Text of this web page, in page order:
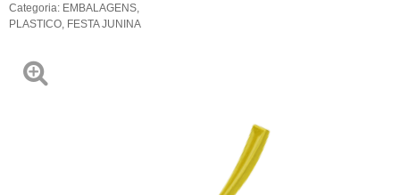
Categoria: EMBALAGENS
PLASTICO FESTA JUNINA